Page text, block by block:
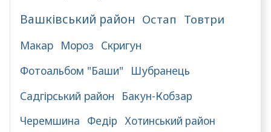
Вашківський район Остап Товтри
Макар Мороз Скригун
Фотоальбом "Баши"
Шубранець
Садгірський район
Бакун-Кобзар
Черемшина
Федір Хотинський район